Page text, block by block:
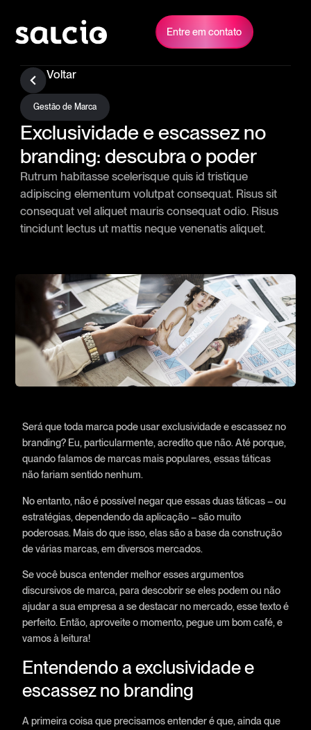
Entre em contato
Voltar
Gestão de Marca
Exclusividade e escassez no
branding: descubra o poder
Rutrum habitasse scelerisque quis id tristique
adipiscing elementum volutpat consequat. Risus sit
consequat vel aliquet mauris consequat odio. Risus
tincidunt lectus ut mattis neque venenatis aliquet.
Será que toda marca pode usar exclusividade e escassez no
branding? Eu, particularmente, acredito que não. Até porque,
quando falamos de marcas mais populares, essas táticas
não fariam sentido nenhum.
No entanto, não é possível negar que essas duas táticas – ou
estratégias, dependendo da aplicação – são muito
poderosas. Mais do que isso, elas são a base da construção
de várias marcas, em diversos mercados.
Se você busca entender melhor esses argumentos
discursivos de marca, para descobrir se eles podem ou não
ajudar a sua empresa a se destacar no mercado, esse texto é
perfeito. Então, aproveite o momento, pegue um bom café, e
vamos à leitura!
Entendendo a exclusividade e
escassez no branding
A primeira coisa que precisamos entender é que, ainda que